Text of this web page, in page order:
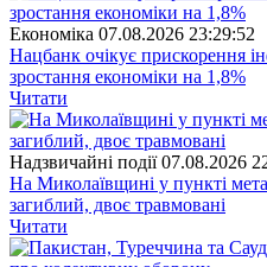
Економіка 07.08.2026 23:29:52
Нацбанк очікує прискорення
зростання економіки на 1,8%
Читати
Надзвичайні події 07.08.2026
На Миколаївщині у пункті
загиблий, двоє травмовані
Читати